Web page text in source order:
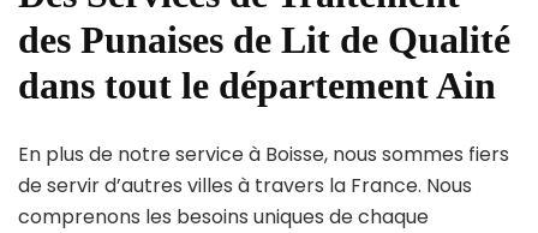
des Punaises de Lit de Qualité
dans tout le département Ain
En plus de notre service à Boisse, nous sommes fiers
de servir d’autres villes à travers la France. Nous
comprenons les besoins uniques de chaque